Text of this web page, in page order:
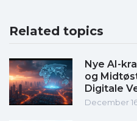
Related topics
Nye AI-
og
Digitale
December